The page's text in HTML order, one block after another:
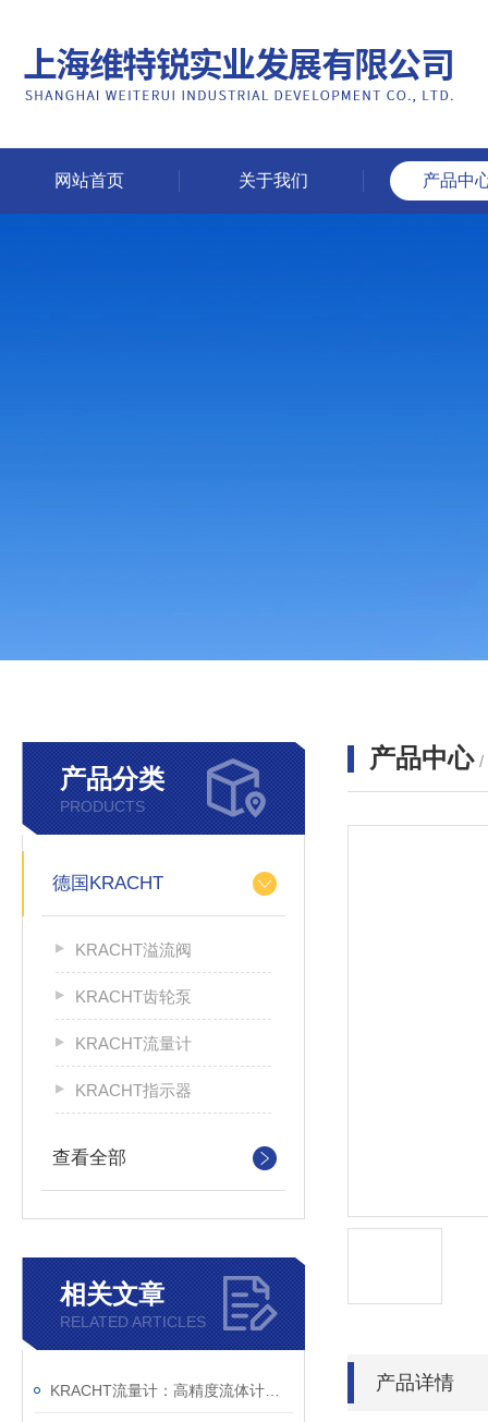
网站首页 关于我们 产品中
产品分类
PRODUCTS
德国KRACHT
KRACHT溢流阀
KRACHT齿轮泵
KRACHT流量计
KRACHT指示器
查看全部
相关文章
RELATED ARTICLES
产品中心 /
产品详情